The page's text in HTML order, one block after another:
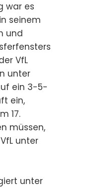
war es
seinem
und
VfL
unter
ein 3-5-
ein,
17.
müssen,
unter
unter